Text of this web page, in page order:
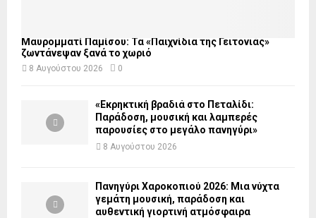
Μαυρομματί Παμίσου: Τα «Παιχνίδια της Γειτονιάς»
ζωντάνεψαν ξανά το χωριό
8 Αυγούστου 2026 0
«Εκρηκτική βραδιά στο Πεταλίδι:
Παράδοση, μουσική και λαμπερές
παρουσίες στο μεγάλο πανηγύρι»
8 Αυγούστου 2026
Πανηγύρι Χαροκοπιού 2026: Μια νύχτα
γεμάτη μουσική, παράδοση και
αυθεντική γιορτινή ατμόσφαιρα